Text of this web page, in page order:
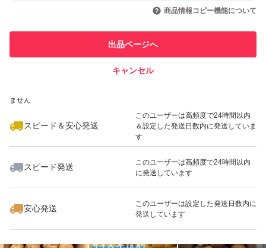
引を完了させた実績があります
での取引実績があります
ません
スピード＆安心発送
このユーザーは高頻度で24時間以内
＆設定した発送日数内に発送していま
す
スピード発送
このユーザーは高頻度で24時間以内
に発送しています
安心発送
このユーザーは設定した発送日数内に
発送しています
商品情報コピー機能について
出品ページへ
キャンセル
いいね！
2,150